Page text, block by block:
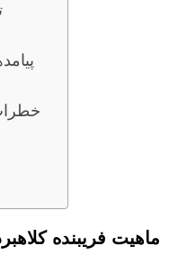
ماهیت فریبنده